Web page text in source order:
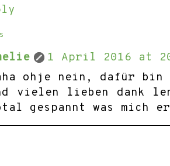
1 April 2016 at
ohje nein, dafür
vielen lieben dank
gespannt was mich